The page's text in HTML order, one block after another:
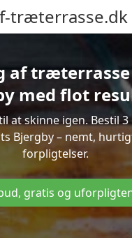
træterrasse.dk
af træterrasse
med flot
at skinne igen. Bestil
Bjergby – nemt,
forpligtelser.
gratis og